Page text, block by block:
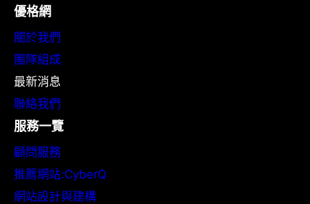
優格網
關於我們
團隊組成
最新消息
聯絡我們
服務一覽
顧問服務
推薦網站:CyberQ
網站設計與建構